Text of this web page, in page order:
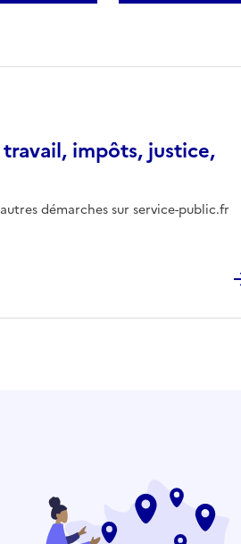
impôts, justice,
démarches sur service-public.fr